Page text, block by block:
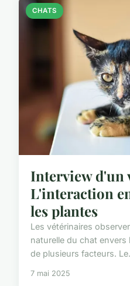
CHATS
Interview d'un
L'interaction
les plantes
Les vétérinaires
naturelle du chat
de plusieurs facteurs.
7 mai 2025